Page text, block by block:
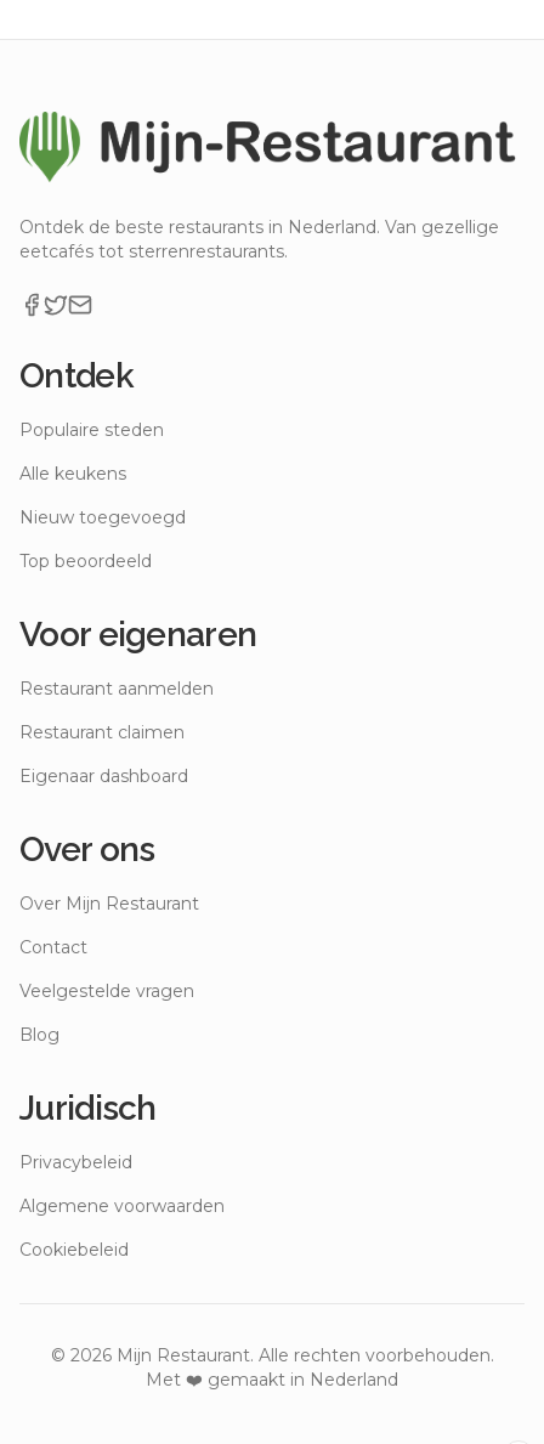
Ontdek de beste restaurants in Nederland. Van gezellige
eetcafés tot sterrenrestaurants.
Ontdek
Populaire steden
Alle keukens
Nieuw toegevoegd
Top beoordeeld
Voor eigenaren
Restaurant aanmelden
Restaurant claimen
Eigenaar dashboard
Over ons
Over Mijn Restaurant
Contact
Veelgestelde vragen
Blog
Juridisch
Privacybeleid
Algemene voorwaarden
Cookiebeleid
© 2026Mijn Restaurant. Alle rechten voorbehouden.
Met ❤️ gemaakt in Nederland